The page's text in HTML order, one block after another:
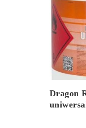
Dragon